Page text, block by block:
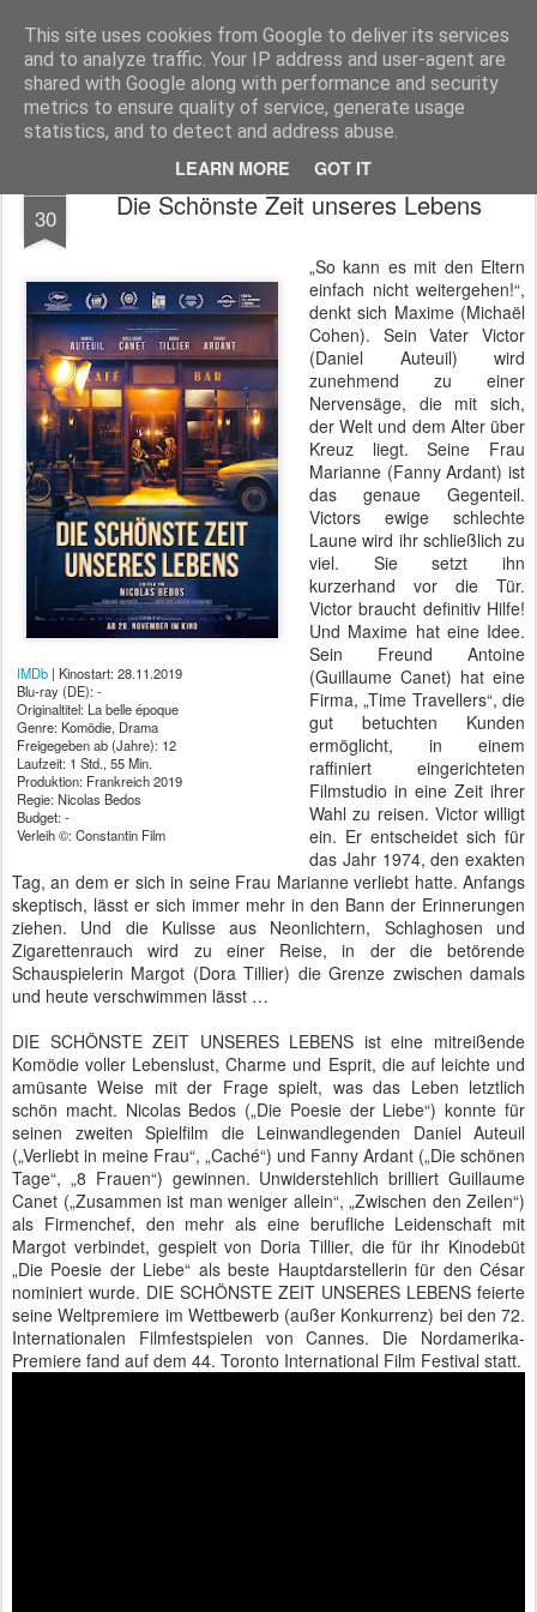
This site uses cookies from Google to deliver its services
and to analyze traffic. Your IP address and user-agent are
shared with Google along with performance and security
metrics to ensure quality of service, generate usage
statistics, and to detect and address abuse.
LEARN MORE GOT IT
MyKinoTrailer
Pages
30 Die Schönste Zeit unseres Lebens
IMDb | Kinostart: 28.11.2019
Blu-ray (DE): -
Originaltitel: La belle époque
Genre: Komödie, Drama
Freigegeben ab (Jahre): 12
Laufzeit: 1 Std., 55 Min.
Produktion: Frankreich 2019
Regie: Nicolas Bedos
Budget: -
Verleih ©: Constantin Film
„So kann es mit den Eltern
einfach nicht weitergehen!“,
denkt sich Maxime (Michaël
Cohen). Sein Vater Victor
(Daniel Auteuil) wird
zunehmend zu einer
Nervensäge, die mit sich,
der Welt und dem Alter über
Kreuz liegt. Seine Frau
Marianne (Fanny Ardant) ist
das genaue Gegenteil.
Victors ewige schlechte
Laune wird ihr schließlich zu
viel. Sie setzt ihn
kurzerhand vor die Tür.
Victor braucht definitiv Hilfe!
Und Maxime hat eine Idee.
Sein Freund Antoine
(Guillaume Canet) hat eine
Firma, „Time Travellers“, die
gut betuchten Kunden
ermöglicht, in einem
raffiniert eingerichteten
Filmstudio in eine Zeit ihrer
Wahl zu reisen. Victor willigt
ein. Er entscheidet sich für
das Jahr 1974, den exakten
Tag, an dem er sich in seine Frau Marianne verliebt hatte. Anfangs
skeptisch, lässt er sich immer mehr in den Bann der Erinnerungen
ziehen. Und die Kulisse aus Neonlichtern, Schlaghosen und
Zigarettenrauch wird zu einer Reise, in der die betörende
Schauspielerin Margot (Dora Tillier) die Grenze zwischen damals
und heute verschwimmen lässt …
DIE SCHÖNSTE ZEIT UNSERES LEBENS ist eine mitreißende
Komödie voller Lebenslust, Charme und Esprit, die auf leichte und
amüsante Weise mit der Frage spielt, was das Leben letztlich
schön macht. Nicolas Bedos („Die Poesie der Liebe“) konnte für
seinen zweiten Spielfilm die Leinwandlegenden Daniel Auteuil
(„Verliebt in meine Frau“, „Caché“) und Fanny Ardant („Die schönen
Tage“, „8 Frauen“) gewinnen. Unwiderstehlich brilliert Guillaume
Canet („Zusammen ist man weniger allein“, „Zwischen den Zeilen“)
als Firmenchef, den mehr als eine berufliche Leidenschaft mit
Margot verbindet, gespielt von Doria Tillier, die für ihr Kinodebüt
„Die Poesie der Liebe“ als beste Hauptdarstellerin für den César
nominiert wurde. DIE SCHÖNSTE ZEIT UNSERES LEBENS feierte
seine Weltpremiere im Wettbewerb (außer Konkurrenz) bei den 72.
Internationalen Filmfestspielen von Cannes. Die Nordamerika-
Premiere fand auf dem 44. Toronto International Film Festival statt.